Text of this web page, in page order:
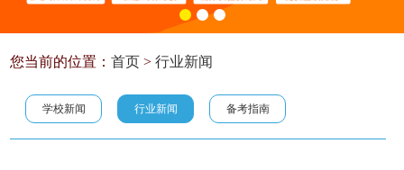
您当前的位置：首页 >行业新闻
学校新闻 行业新闻 备考指南